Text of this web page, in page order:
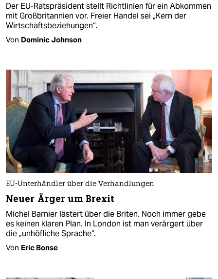
Der EU-Ratspräsident stellt Richtlinien für ein Abkommen
mit Großbritannien vor. Freier Handel sei „Kern der
Wirtschaftsbeziehungen“.
Von Dominic Johnson
EU-Unterhändler über die Verhandlungen
Neuer Ärger um Brexit
Michel Barnier lästert über die Briten. Noch immer gebe
es keinen klaren Plan. In London ist man verärgert über
die „unhöfliche Sprache“.
Von Eric Bonse